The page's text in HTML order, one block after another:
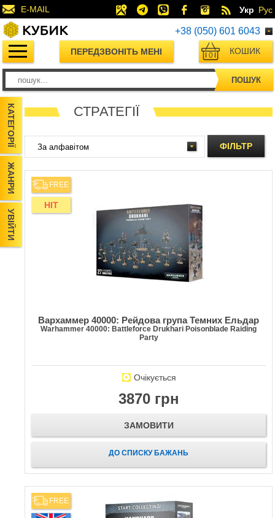
E-MAIL Укр Рус
+38 (050) 601 6043
ПЕРЕДЗВОНІТЬ МЕНІ КОШИК
0
ПОШУК
КАТЕГОРІЇ
ЖАНРИ
УВІЙТИ
СТРАТЕГІЇ
ФІЛЬТР
FREE
HIT
Вархаммер 40000: Рейдова група Темних Ельдар
Warhammer 40000: Battleforce Drukhari Poisonblade Raiding
Party
Очікується
3870 грн
ЗАМОВИТИ
ДО СПИСКУ БАЖАНЬ
FREE